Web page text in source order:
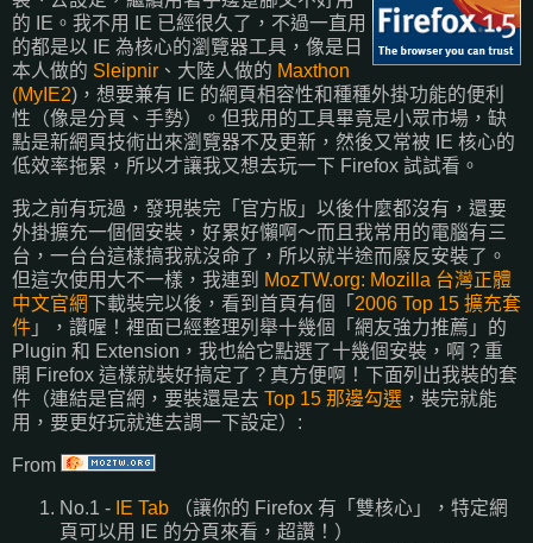
的 IE。我不用 IE 已經很久了，不過一直用
的都是以 IE 為核心的瀏覽器工具，像是日
本人做的 Sleipnir 、大陸人做的 Maxthon
(MyIE2)，想要兼有 IE 的網頁相容性和種種外掛功能的便利
性（像是分頁、手勢）。但我用的工具畢竟是小眾市場，缺
點是新網頁技術出來瀏覽器不及更新，然後又常被 IE 核心的
低效率拖累，所以才讓我又想去玩一下 Firefox 試試看。
我之前有玩過，發現裝完「官方版」以後什麼都沒有，還要
外掛擴充一個個安裝，好累好懶啊～而且我常用的電腦有三
台，一台台這樣搞我就沒命了，所以就半途而廢反安裝了。
但這次使用大不一樣，我連到 MozTW.org: Mozilla 台灣正體
中文官網下載裝完以後，看到首頁有個「 2006 Top 15 擴充套
件 」，讚喔！裡面已經整理列舉十幾個「網友強力推薦」的
Plugin 和 Extension，我也給它點選了十幾個安裝，啊？重
開 Firefox 這樣就裝好搞定了？真方便啊！下面列出我裝的套
件（連結是官網，要裝還是去 Top 15 那邊勾選 ，裝完就能
用，要更好玩就進去調一下設定）:
From
No.1 - IE Tab （讓你的 Firefox 有「雙核心」，特定網
頁可以用 IE 的分頁來看，超讚！）